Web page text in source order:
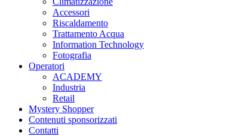
Accessori
Riscaldamento
Trattamento Acqua
Information Technology
Fotografia
Operatori
ACADEMY
Industria
Retail
Mystery Shopper
Contenuti sponsorizzati
Contatti